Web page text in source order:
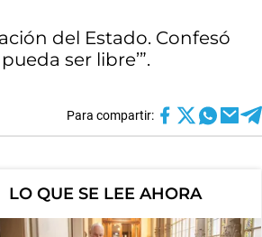
del Estado. Confesó
ser libre’”.
Para compartir:
LO QUE SE LEE AHORA